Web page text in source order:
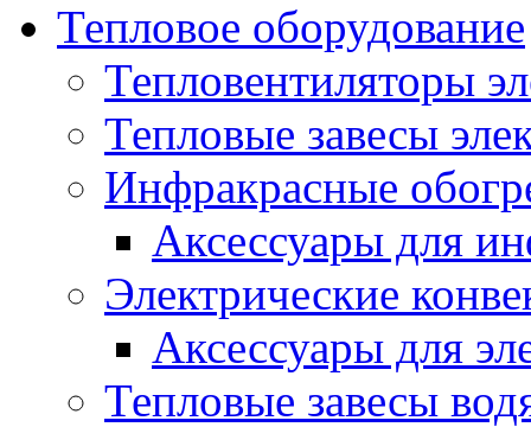
Тепловое оборудование
Тепловентиляторы
Тепловые завесы
Инфракрасные
Аксессуары для
Электрические
Аксессуары для
Тепловые завесы